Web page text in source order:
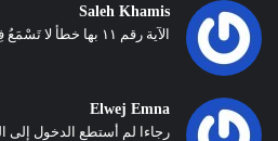
Saleh Khamis
الآية رقم ١١ بها خطأ لا تَسْمَعُ فِيها لاغِيَةً لقد ضمت التا...
Elwej Emna
رجاءا لم أستطع الدخول إلى